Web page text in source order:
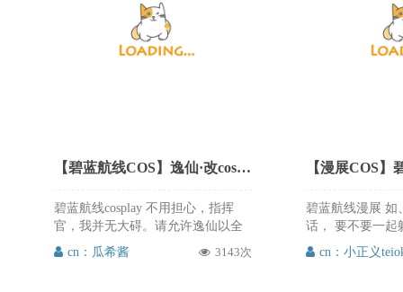
【碧蓝航线COS】逸仙·改cos 旗袍黑丝大长腿 cn瓜希酱
碧蓝航线cosplay 不用担心，指挥
官，我并无大碍。请允许逸仙以全
新的姿态，再次为您效劳吧。 逸仙·
改 出镜：@瓜希酱 摄影：@-David
cn：瓜希酱 3143次
碧蓝航线漫展 如
话， 要不要一
的吧… 只要是埃
——可以吗？ 埃
cn：小正义